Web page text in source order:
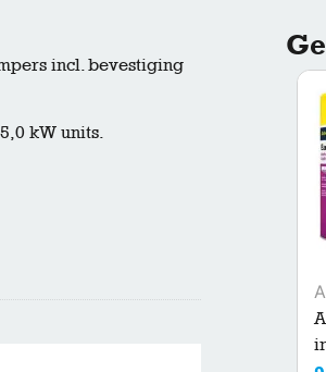
incl. bevestiging
kW units.